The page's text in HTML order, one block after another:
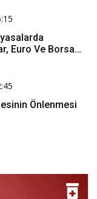
Euro Ve Borsa
Önlenmesi